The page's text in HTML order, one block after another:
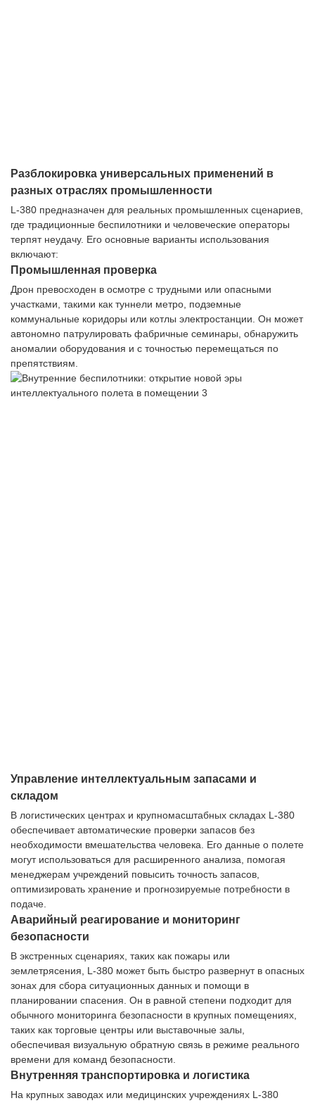
Разблокировка универсальных применений в
разных отраслях промышленности
L-380 предназначен для реальных промышленных сценариев,
где традиционные беспилотники и человеческие операторы
терпят неудачу. Его основные варианты использования
включают:
Промышленная проверка
Дрон превосходен в осмотре с трудными или опасными
участками, такими как туннели метро, подземные
коммунальные коридоры или котлы электростанции. Он может
автономно патрулировать фабричные семинары, обнаружить
аномалии оборудования и с точностью перемещаться по
препятствиям.
Управление интеллектуальным запасами и
складом
В логистических центрах и крупномасштабных складах L-380
обеспечивает автоматические проверки запасов без
необходимости вмешательства человека. Его данные о полете
могут использоваться для расширенного анализа, помогая
менеджерам учреждений повысить точность запасов,
оптимизировать хранение и прогнозируемые потребности в
подаче.
Аварийный реагирование и мониторинг
безопасности
В экстренных сценариях, таких как пожары или
землетрясения, L-380 может быть быстро развернут в опасных
зонах для сбора ситуационных данных и помощи в
планировании спасения. Он в равной степени подходит для
обычного мониторинга безопасности в крупных помещениях,
таких как торговые центры или выставочные залы,
обеспечивая визуальную обратную связь в режиме реального
времени для команд безопасности.
Внутренняя транспортировка и логистика
На крупных заводах или медицинских учреждениях L-380